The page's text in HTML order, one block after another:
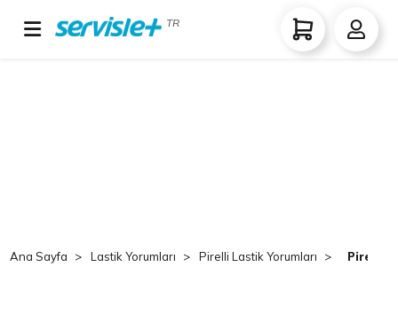
TR
Ana Sayfa Lastik Yorumları Pirelli Lastik Yorumları Pirelli